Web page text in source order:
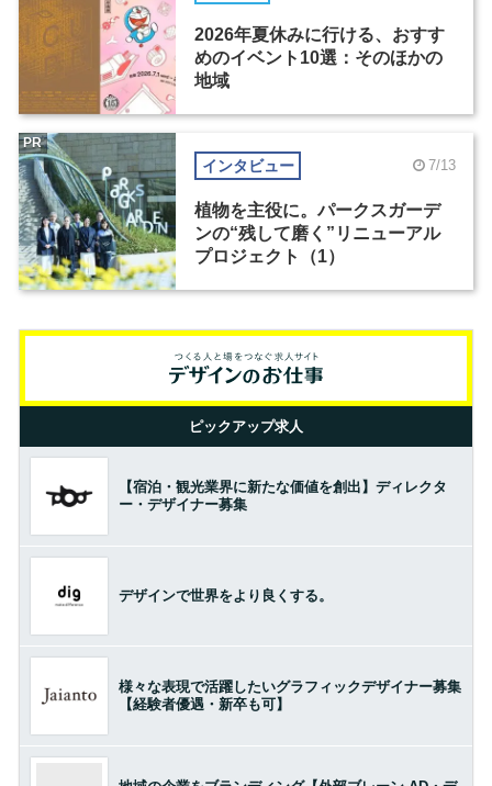
2026年夏休みに行ける、おすす
めのイベント10選：そのほかの
地域
インタビュー 7/13
植物を主役に。パークスガーデ
ンの“残して磨く”リニューアル
プロジェクト（1）
PR
ピックアップ求人
【宿泊・観光業界に新たな価値を創出】ディレクタ
ー・デザイナー募集
デザインで世界をより良くする。
様々な表現で活躍したいグラフィックデザイナー募集
【経験者優遇・新卒も可】